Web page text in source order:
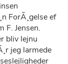
ForÃ¸gelse ef
F. Jensen.
bliv lejnu
jeg larmede